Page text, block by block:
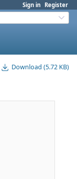
Sign in Register
Download (5.72 KB)